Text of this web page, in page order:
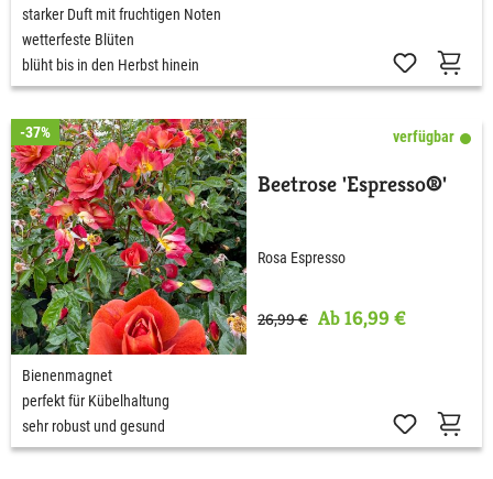
starker Duft mit fruchtigen Noten
wetterfeste Blüten
blüht bis in den Herbst hinein
-37% verfügbar
Beetrose 'Espresso®'
Rosa Espresso
26,99 € Ab 16,99 €
Bienenmagnet
perfekt für Kübelhaltung
sehr robust und gesund